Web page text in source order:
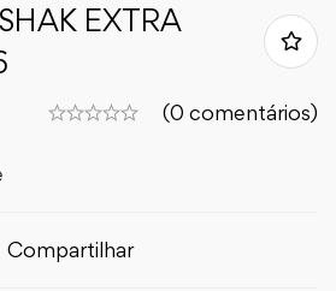
EXTRA
(0 comentários)
Compartilhar